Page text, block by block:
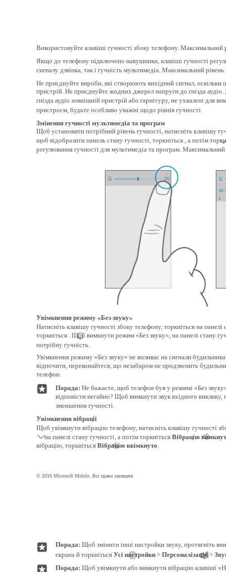
Використовуйте клавіші гучності збоку телефону. Максимальний
Якщо до телефону підключено навушники, клавіші гучності
сигналу дзвінка, так і гучність мультимедіа. Максимальний
Не приєднуйте вироби, які створюють вихідний сигнал,
пристрій. Не приєднуйте жодних джерел напруги до гнізда
гнізда аудіо зовнішній пристрій або гарнітуру, не ухвалені для
пристроєм, будьте особливо уважні щодо рівнів гучності.
Змінення гучності мультимедіа та програм
Щоб установити потрібний рівень гучності, натисніть клавішу
щоб відобразити панель стану гучності, торкніться , а потім
регулювання гучності для мультимедіа та програм.
Увімкнення режиму «Без звуку»
Натисніть клавішу гучності збоку телефону, торкніться на панелі
торкніться . Щоб вимкнути режим «Без звуку», на панелі стану
потрібну гучність.
Увімкнення режиму «Без звуку» не впливає на сигнали
відпочити, переконайтеся, що незабаром не продзвенить
телефон.
Порада: Не бажаєте, щоб телефон був у режимі «Без
відповісти негайно? Щоб вимкнути звук вхідного виклику,
зменшення гучності.
Увімкнення вібрації
Щоб увімкнути вібрацію телефону, натисніть клавішу гучності
на панелі стану гучності, а потім торкніться Вібрацію
вібрацію, торкніться Вібрацію ввімкнуто.
© 2016 Microsoft Mobile. Всі права захищені.
Порада: Щоб змінити інші настройки звуку, протягніть
екрана й торкніться Усі настройки > Персоналізація>
Порада: Щоб увімкнути або вимкнути вібрацію клавіші